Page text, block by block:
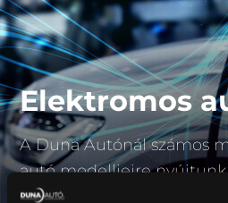
Elektromos
A Duna Autónál számos
autó modelljeire nyújtunk
körű szerviz szolgáltatást!